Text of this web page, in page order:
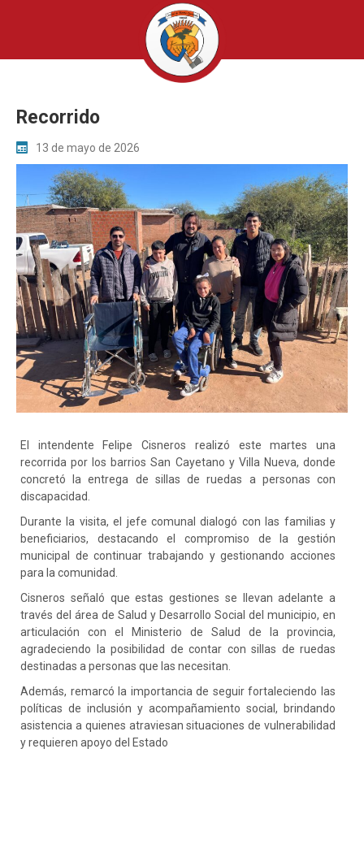
Recorrido
13 de mayo de 2026
El intendente Felipe Cisneros realizó este martes una
recorrida por los barrios San Cayetano y Villa Nueva, donde
concretó la entrega de sillas de ruedas a personas con
discapacidad.
Durante la visita, el jefe comunal dialogó con las familias y
beneficiarios, destacando el compromiso de la gestión
municipal de continuar trabajando y gestionando acciones
para la comunidad.
Cisneros señaló que estas gestiones se llevan adelante a
través del área de Salud y Desarrollo Social del municipio, en
articulación con el Ministerio de Salud de la provincia,
agradeciendo la posibilidad de contar con sillas de ruedas
destinadas a personas que las necesitan.
Además, remarcó la importancia de seguir fortaleciendo las
políticas de inclusión y acompañamiento social, brindando
asistencia a quienes atraviesan situaciones de vulnerabilidad
y requieren apoyo del Estado